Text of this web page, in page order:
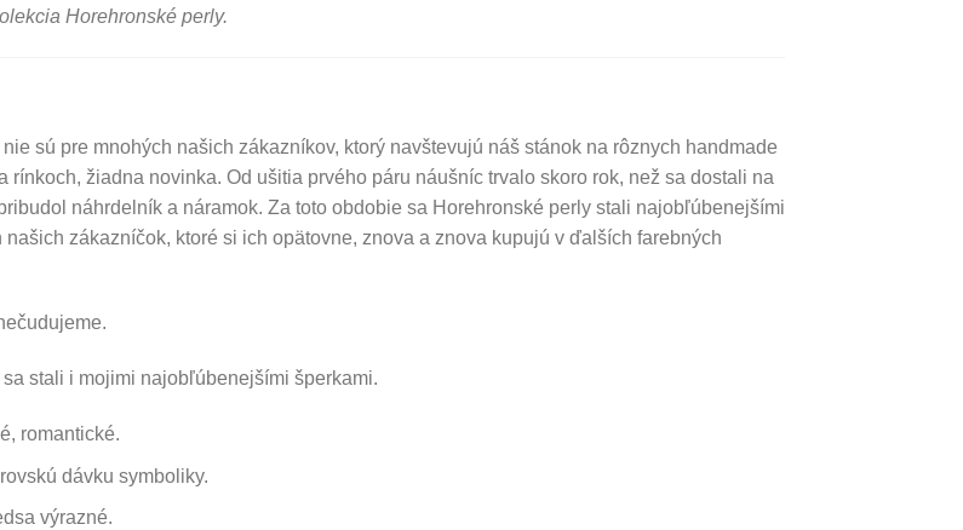
Horehronské perly.
sú pre mnohých našich zákazníkov, ktorý navštevujú náš stánok na rôznych handmade
rínkoch, žiadna novinka. Od ušitia prvého páru náušníc trvalo skoro rok, než sa dostali na
náhrdelník a náramok. Za toto obdobie sa Horehronské perly stali najobľúbenejšími
našich zákazníčok, ktoré si ich opätovne, znova a znova kupujú v ďalších farebných
stali i mojimi najobľúbenejšími šperkami.
romantické.
dávku symboliky.
výrazné.